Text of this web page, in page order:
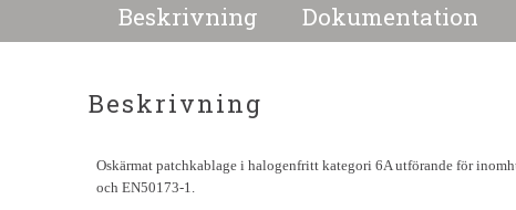
Beskrivning Dokumentation
Beskrivning
Oskärmat patchkablage i halogenfritt kategori 6A utförande för
och EN50173-1.